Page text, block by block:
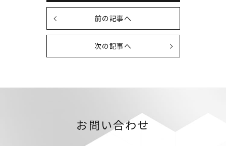
前の記事へ
次の記事へ
お問い合わせ